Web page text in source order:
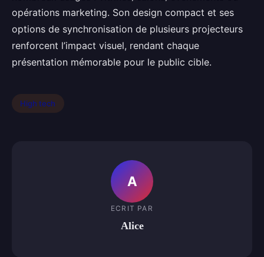
opérations marketing. Son design compact et ses
options de synchronisation de plusieurs projecteurs
renforcent l’impact visuel, rendant chaque
présentation mémorable pour le public cible.
High tech
A
ECRIT PAR
Alice